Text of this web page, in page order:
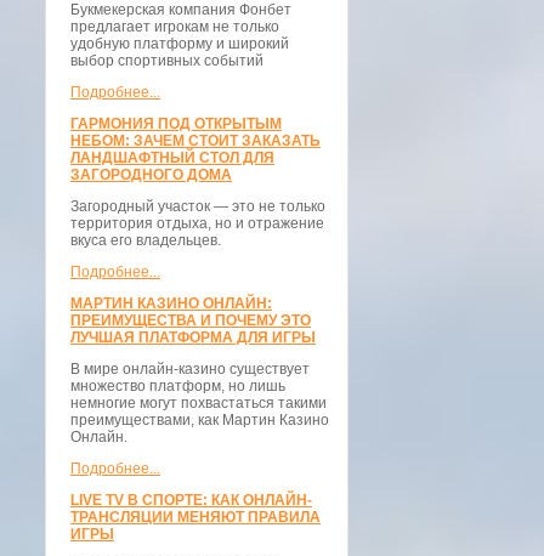
Букмекерская компания Фонбет
предлагает игрокам не только
удобную платформу и широкий
выбор спортивных событий
Подробнее...
ГАРМОНИЯ ПОД ОТКРЫТЫМ
НЕБОМ: ЗАЧЕМ СТОИТ ЗАКАЗАТЬ
ЛАНДШАФТНЫЙ СТОЛ ДЛЯ
ЗАГОРОДНОГО ДОМА
Загородный участок — это не только
территория отдыха, но и отражение
вкуса его владельцев.
Подробнее...
МАРТИН КАЗИНО ОНЛАЙН:
ПРЕИМУЩЕСТВА И ПОЧЕМУ ЭТО
ЛУЧШАЯ ПЛАТФОРМА ДЛЯ ИГРЫ
В мире онлайн-казино существует
множество платформ, но лишь
немногие могут похвастаться такими
преимуществами, как Мартин Казино
Онлайн.
Подробнее...
LIVE TV В СПОРТЕ: КАК ОНЛАЙН-
ТРАНСЛЯЦИИ МЕНЯЮТ ПРАВИЛА
ИГРЫ